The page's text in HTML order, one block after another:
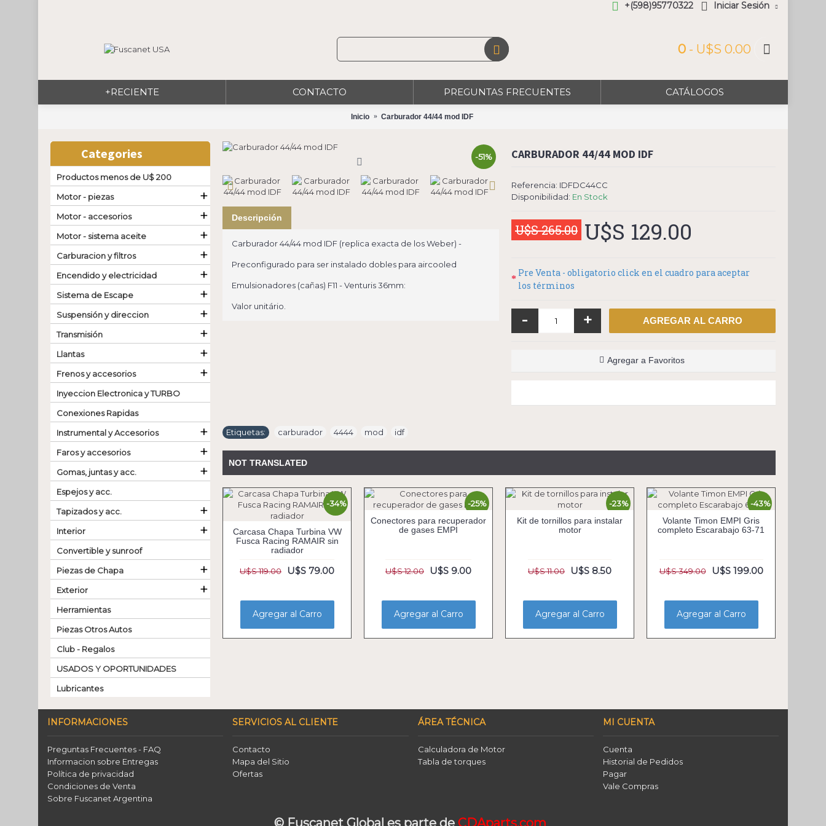
+(598)95770322 Iniciar Sesión
0 - U$S 0.00
+RECIENTE CONTACTO PREGUNTAS FRECUENTES CATÁLOGOS
Inicio Carburador 44/44 mod IDF
Categories
Productos menos de U$ 200
Motor - piezas
+
Motor - accesorios +
Motor - sistema aceite +
Carburacion y filtros +
Encendido y electricidad +
Sistema de Escape +
Suspensión y direccion +
Transmisión +
Llantas +
Frenos y accesorios +
Inyeccion Electronica y TURBO
Conexiones Rapidas
Instrumental y Accesorios
+
Faros y accesorios +
Gomas, juntas y acc. +
Espejos y acc.
Tapizados y acc.
+
Interior +
Convertible y sunroof
Piezas de Chapa
+
Exterior +
Herramientas
Piezas Otros Autos
Club - Regalos
USADOS Y OPORTUNIDADES
Lubricantes
-51%
Descripción
Carburador 44/44 mod IDF (replica exacta de los Weber) -
Preconfigurado para ser instalado dobles para aircooled
Emulsionadores (cañas) F11 - Venturis 36mm:
Valor unitário.
CARBURADOR 44/44 MOD IDF
Referencia: IDFDC44CC
Disponibilidad: En Stock
U$S 265.00 U$S 129.00
Pre Venta - obligatorio click en el cuadro para aceptar
los términos
- + AGREGAR AL CARRO
Agregar a Favoritos
Etiquetas: carburador 4444 mod idf
NOT TRANSLATED
-34%
Carcasa Chapa Turbina VW
Fusca Racing RAMAIR sin
radiador
U$S 119.00 U$S 79.00
Agregar al Carro
-25%
Conectores para recuperador
de gases EMPI
U$S 12.00 U$S 9.00
Agregar al Carro
-23%
Kit de tornillos para instalar
motor
U$S 11.00 U$S 8.50
Agregar al Carro
-43%
Volante Timon EMPI Gris
completo Escarabajo 63-71
U$S 349.00 U$S 199.00
Agregar al Carro
INFORMACIONES
Preguntas Frecuentes - FAQ
Informacion sobre Entregas
Política de privacidad
Condiciones de Venta
Sobre Fuscanet Argentina
SERVICIOS AL CLIENTE
Contacto
Mapa del Sitio
Ofertas
ÁREA TÉCNICA
Calculadora de Motor
Tabla de torques
MI CUENTA
Cuenta
Historial de Pedidos
Pagar
Vale Compras
© Fuscanet Global es parte de CDAparts.com